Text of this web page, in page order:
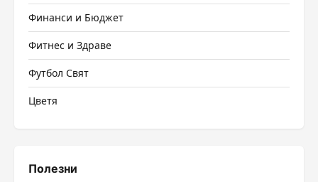
Финанси и Бюджет
Фитнес и Здраве
Футбол Свят
Цветя
Полезни